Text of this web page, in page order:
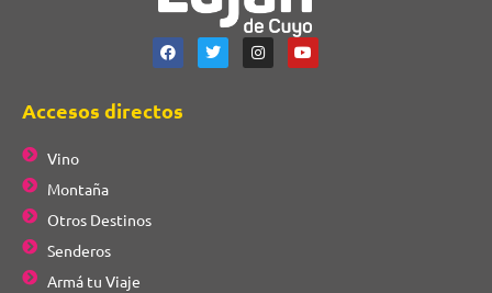
Accesos directos
Vino
Montaña
Otros Destinos
Senderos
Armá tu Viaje